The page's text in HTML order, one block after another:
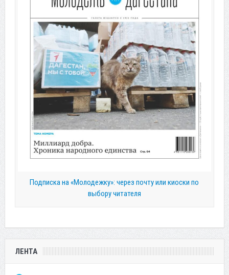
Подписка на «Молодежку»: через почту или киоски по
выбору читателя
ЛЕНТА